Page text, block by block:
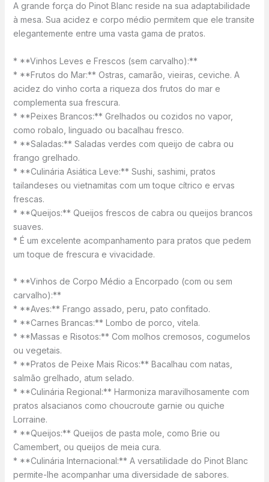
A grande força do Pinot Blanc reside na sua adaptabilidade
à mesa. Sua acidez e corpo médio permitem que ele transite
elegantemente entre uma vasta gama de pratos.
* **Vinhos Leves e Frescos (sem carvalho):**
* **Frutos do Mar:** Ostras, camarão, vieiras, ceviche. A
acidez do vinho corta a riqueza dos frutos do mar e
complementa sua frescura.
* **Peixes Brancos:** Grelhados ou cozidos no vapor,
como robalo, linguado ou bacalhau fresco.
* **Saladas:** Saladas verdes com queijo de cabra ou
frango grelhado.
* **Culinária Asiática Leve:** Sushi, sashimi, pratos
tailandeses ou vietnamitas com um toque cítrico e ervas
frescas.
* **Queijos:** Queijos frescos de cabra ou queijos brancos
suaves.
* É um excelente acompanhamento para pratos que pedem
um toque de frescura e vivacidade.
* **Vinhos de Corpo Médio a Encorpado (com ou sem
carvalho):**
* **Aves:** Frango assado, peru, pato confitado.
* **Carnes Brancas:** Lombo de porco, vitela.
* **Massas e Risotos:** Com molhos cremosos, cogumelos
ou vegetais.
* **Pratos de Peixe Mais Ricos:** Bacalhau com natas,
salmão grelhado, atum selado.
* **Culinária Regional:** Harmoniza maravilhosamente com
pratos alsacianos como choucroute garnie ou quiche
Lorraine.
* **Queijos:** Queijos de pasta mole, como Brie ou
Camembert, ou queijos de meia cura.
* **Culinária Internacional:** A versatilidade do Pinot Blanc
permite-lhe acompanhar uma diversidade de sabores.